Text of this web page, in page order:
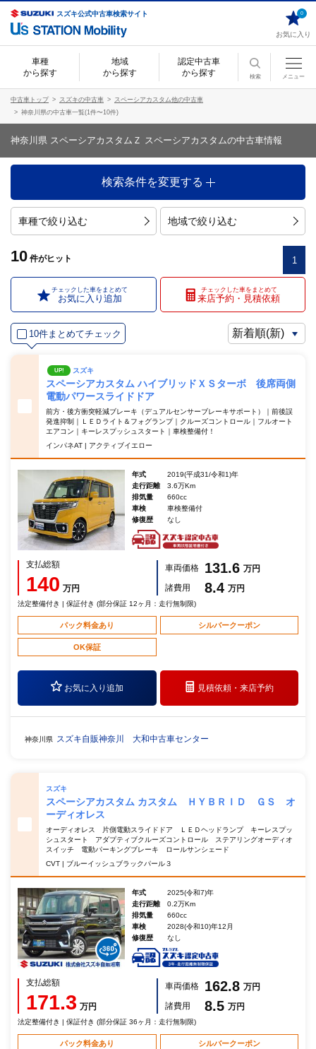
スズキ公式中古車検索サイト
お気に入り
0
車種
から探す
地域
から探す
認定中古車
から探す
検索 メニュー
中古車トップ スズキの中古車
スペーシアカスタム他の中古車
神奈川県の中古車一覧(1件〜10件)
神奈川県 スペーシアカスタムＺ スペーシアカスタムの中古車情報
検索条件を変更する
車種で絞り込む 地域で絞り込む
10 件がヒット 1
チェックした車をまとめて
お気に入り追加
チェックした車をまとめて
来店予約・見積依頼
10件まとめてチェック
UP! スズキ
スペーシアカスタム ハイブリッドＸＳターボ 後席両側
電動パワースライドドア
前方・後方衝突軽減ブレーキ（デュアルセンサーブレーキサポート）｜前後誤
発進抑制｜ＬＥＤライト＆フォグランプ｜クルーズコントロール｜フルオート
エアコン｜キーレスプッシュスタート｜車検整備付！
インパネAT | アクティブイエロー
年式
2019(平成31/令和1)年
走行距離
3.6万Km
排気量
660cc
車検
車検整備付
修復歴
なし
支払総額
140 万円
車両価格 131.6 万円
諸費用
8.4 万円
法定整備付き | 保証付き (部分保証 12ヶ月：走行無制限)
パック料金あり シルバークーポン
OK保証
お気に入り追加 見積依頼・来店予約
神奈川県 スズキ自販神奈川 大和中古車センター
スズキ
スペーシアカスタム カスタム ＨＹＢＲＩＤ ＧＳ オ
ーディオレス
オーディオレス 片側電動スライドドア ＬＥＤヘッドランプ キーレスプッ
シュスタート アダプティブクルーズコントロール ステアリングオーディオ
スイッチ 電動パーキングブレーキ ロールサンシェード
CVT | ブルーイッシュブラックパール３
年式
2025(令和7)年
走行距離
0.2万Km
排気量
660cc
車検
2028(令和10)年12月
修復歴
なし
支払総額
171.3 万円
車両価格 162.8 万円
諸費用
8.5 万円
法定整備付き | 保証付き (部分保証 36ヶ月：走行無制限)
パック料金あり シルバークーポン